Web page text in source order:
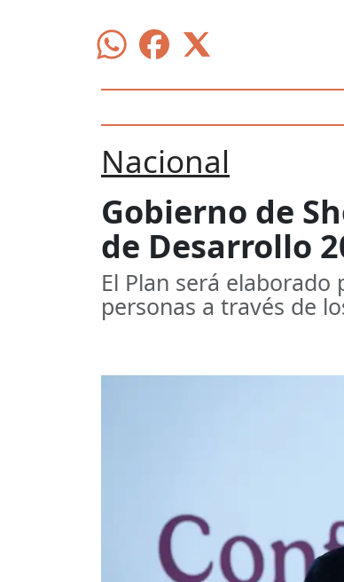
Nacional
Gobierno de
de Desarrollo
El Plan será elaborado
personas a través de